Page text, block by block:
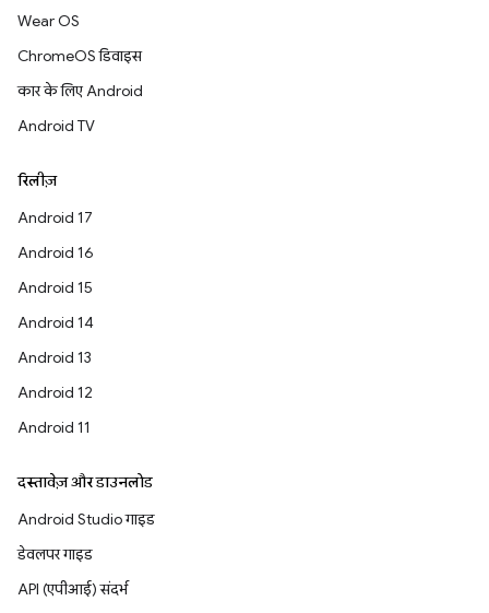
Wear OS
ChromeOS डिवाइस
कार के लिए Android
Android TV
रिलीज़
Android 17
Android 16
Android 15
Android 14
Android 13
Android 12
Android 11
दस्तावेज़ और डाउनलोड
Android Studio गाइड
डेवलपर गाइड
API (एपीआई) संदर्भ